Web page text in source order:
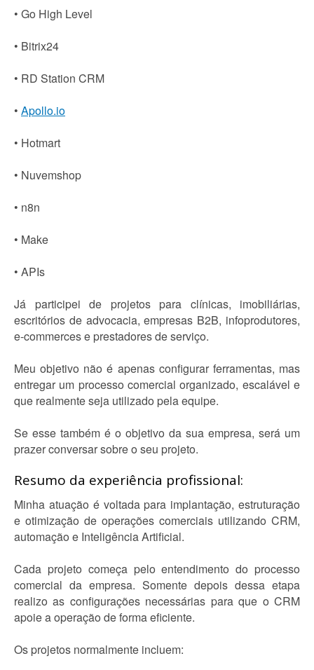
• Go High Level
• Bitrix24
• RD Station CRM
• Apollo.io
• Hotmart
• Nuvemshop
• n8n
• Make
• APIs
Já participei de projetos para clínicas, imobiliárias,
escritórios de advocacia, empresas B2B, infoprodutores,
e-commerces e prestadores de serviço.
Meu objetivo não é apenas configurar ferramentas, mas
entregar um processo comercial organizado, escalável e
que realmente seja utilizado pela equipe.
Se esse também é o objetivo da sua empresa, será um
prazer conversar sobre o seu projeto.
Resumo da experiência profissional:
Minha atuação é voltada para implantação, estruturação
e otimização de operações comerciais utilizando CRM,
automação e Inteligência Artificial.
Cada projeto começa pelo entendimento do processo
comercial da empresa. Somente depois dessa etapa
realizo as configurações necessárias para que o CRM
apoie a operação de forma eficiente.
Os projetos normalmente incluem: